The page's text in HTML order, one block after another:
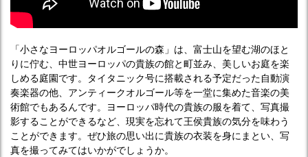
「小さなヨーロッパオルゴールの森」は、富士山を望む湖のほと
りに佇む、中世ヨーロッパの貴族の館と町並み、美しいお庭を楽
しめる庭園です。タイタニック号に搭載される予定だった自動演
奏楽器の他、アンティークオルゴール等を一堂に集めた音楽の美
術館でもあるんです。ヨーロッパ時代の貴族の服を着て、写真撮
影することができるなど、現実を忘れて王侯貴族の気分を味わう
ことができます。ぜひ旅の思い出に貴族の衣装を身にまとい、写
真を撮ってみてはいかがでしょうか。